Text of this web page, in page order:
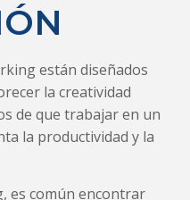
están diseñados
la creatividad
de que trabajar en un
la productividad y la
es común encontrar